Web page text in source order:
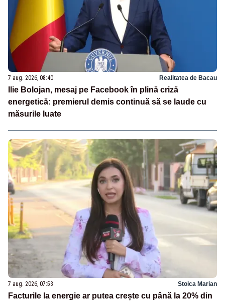
7 aug. 2026, 08:40 Realitatea de Bacau
Ilie Bolojan, mesaj pe Facebook în plină criză
energetică: premierul demis continuă să se laude cu
măsurile luate
7 aug. 2026, 07:53 Stoica Marian
Facturile la energie ar putea crește cu până la 20% din